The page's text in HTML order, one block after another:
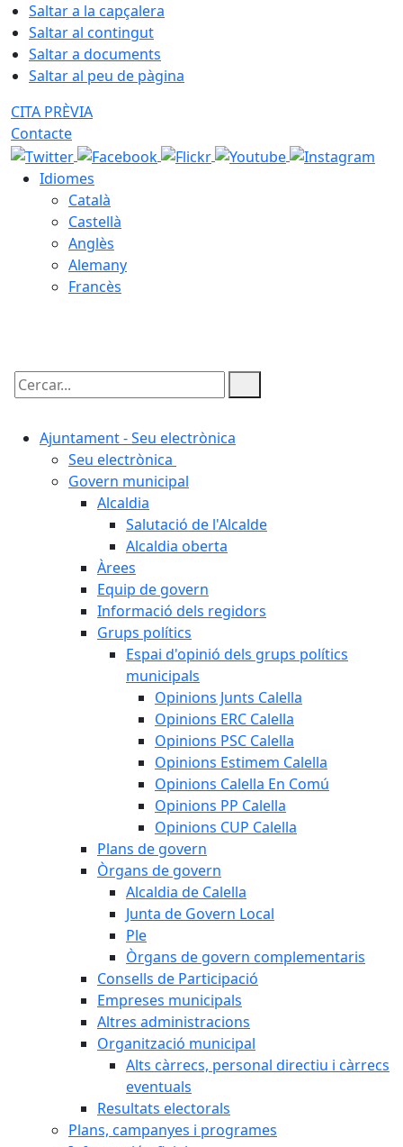
Saltar a la capçalera
Saltar al contingut
Saltar a documents
Saltar al peu de pàgina
CITA PRÈVIA
Contacte
Idiomes
Català
Castellà
Anglès
Alemany
Francès
Cercar:
Ajuntament - Seu electrònica
Seu electrònica
Govern municipal
Alcaldia
Salutació de l'Alcalde
Alcaldia oberta
Àrees
Equip de govern
Informació dels regidors
Grups polítics
Espai d'opinió dels grups polítics
municipals
Opinions Junts Calella
Opinions ERC Calella
Opinions PSC Calella
Opinions Estimem Calella
Opinions Calella En Comú
Opinions PP Calella
Opinions CUP Calella
Plans de govern
Òrgans de govern
Alcaldia de Calella
Junta de Govern Local
Ple
Òrgans de govern complementaris
Consells de Participació
Empreses municipals
Altres administracions
Organització municipal
Alts càrrecs, personal directiu i càrrecs
eventuals
Resultats electorals
Plans, campanyes i programes